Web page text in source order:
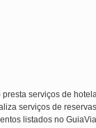
serviços de
serviços de
listados no